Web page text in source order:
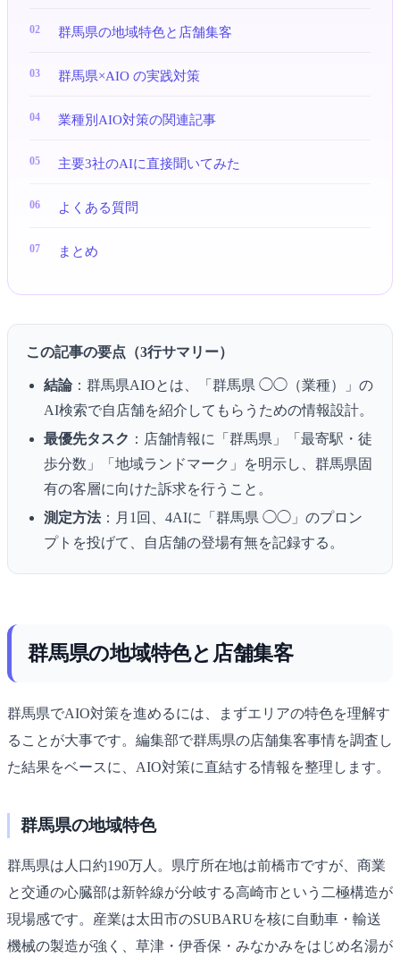
群馬県の地域特色と店舗集客
群馬県×AIO の実践対策
業種別AIO対策の関連記事
主要3社のAIに直接聞いてみた
よくある質問
まとめ
この記事の要点（3行サマリー）
結論：群馬県AIOとは、「群馬県 ◯◯（業種）」の
AI検索で自店舗を紹介してもらうための情報設計。
最優先タスク ：店舗情報に「群馬県」「最寄駅・徒
歩分数」「地域ランドマーク」を明示し、群馬県固
有の客層に向けた訴求を行うこと。
測定方法：月1回、4AIに「群馬県 ◯◯」のプロン
プトを投げて、自店舗の登場有無を記録する。
群馬県の地域特色と店舗集客
群馬県でAIO対策を進めるには、まずエリアの特色を理解す
ることが大事です。編集部で群馬県の店舗集客事情を調査し
た結果をベースに、AIO対策に直結する情報を整理します。
群馬県の地域特色
群馬県は人口約190万人。県庁所在地は前橋市ですが、商業
と交通の心臓部は新幹線が分岐する高崎市という二極構造が
現場感です。産業は太田市のSUBARUを核に自動車・輸送
機械の製造が強く、草津・伊香保・みなかみをはじめ名湯が